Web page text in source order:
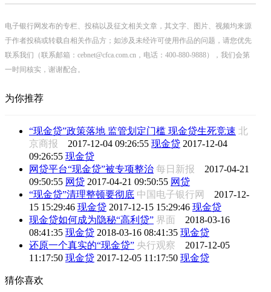
电子银行网发布的专栏、投稿以及征文相关文章，其文字、图片、视频均来源
于作者投稿或转载自相关作品方；如涉及未经许可使用作品的问题，请您优先
联系我们（联系邮箱：cebnet@cfca.com.cn，电话：400-880-9888），我们会第
一时间核实，谢谢配合。
为你推荐
“现金贷”政策落地 监管划定门槛 现金贷生死竞速 北
京商报 2017-12-04 09:26:55 现金贷 2017-12-04
09:26:55 现金贷
网贷平台“现金贷”被专项整治 每日新报 2017-04-21
09:50:55 网贷 2017-04-21 09:50:55 网贷
“现金贷”清理整顿要彻底 中国电子银行网 2017-12-
15 15:29:46 现金贷 2017-12-15 15:29:46 现金贷
现金贷如何成为隐秘“高利贷” 界面 2018-03-16
08:41:35 现金贷 2018-03-16 08:41:35 现金贷
还原一个真实的“现金贷” 央行观察 2017-12-05
11:17:50 现金贷 2017-12-05 11:17:50 现金贷
猜你喜欢